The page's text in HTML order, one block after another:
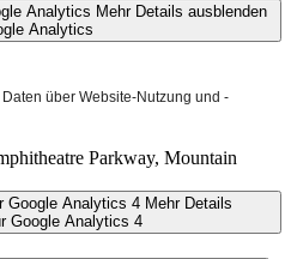
Analytics Mehr Details ausblenden
Analytics
über Website-Nutzung und -
Parkway, Mountain
Google Analytics 4 Mehr Details
Google Analytics 4